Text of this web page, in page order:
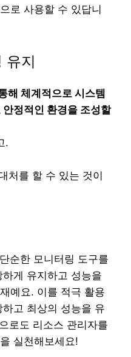
로 사용할 수 있답니
유지
해 체계적으로 시스템
정적인 환경을 조성할
.
처를 할 수 있는 것이
순한 모니터링 도구를
게 유지하고 성능을
예요. 이를 적극 활용
고 최상의 성능을 유
로도 리소스 관리자를
실천해보세요!